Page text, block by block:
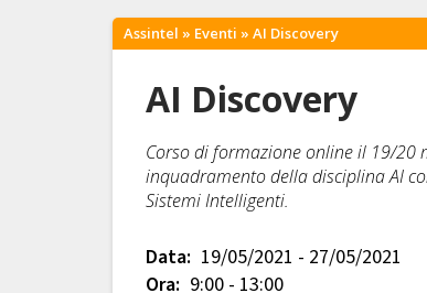
Assintel » Eventi » AI Discovery
AI Discovery
Corso di formazione online il 19/20
inquadramento della disciplina AI
Sistemi Intelligenti.
Data: 19/05/2021 - 27/05/2021
Ora: 9:00 - 13:00